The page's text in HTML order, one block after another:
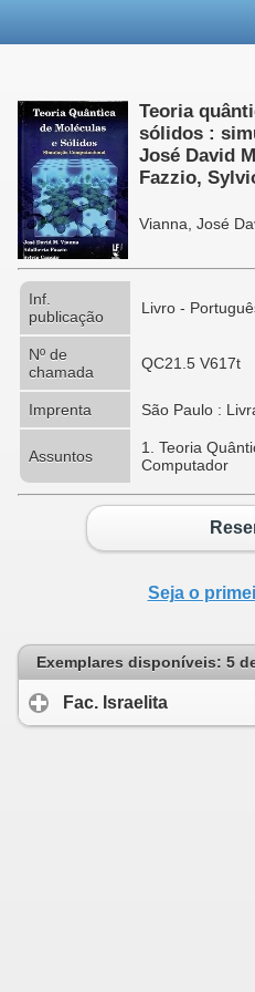
Teoria
sólidos :
José David
Fazzio,
Vianna, José
Inf.
publicação
Livro -
Nº de
chamada
QC21.5 V617t
Imprenta São Paulo :
Assuntos
1. Teoria
Computador
Seja o
Exemplares disponíveis: 5
Fac. Israelita